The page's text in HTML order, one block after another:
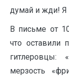
думай и жди! Я
В письме от
что оставили
гитлеровцы:
мерзость